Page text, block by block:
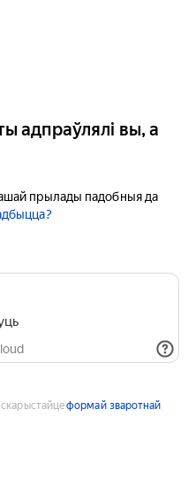
адпраўлялі вы, а
прылады падобныя да
скарыстайцеформай зваротнай